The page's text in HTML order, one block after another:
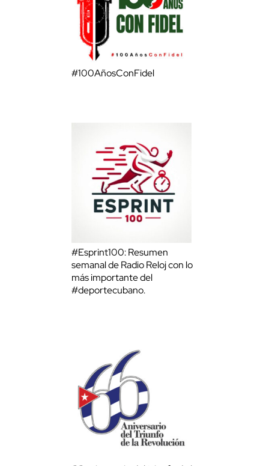
#100AñosConFidel
#Esprint100: Resumen
semanal de Radio Reloj con lo
más importante del
#deportecubano.